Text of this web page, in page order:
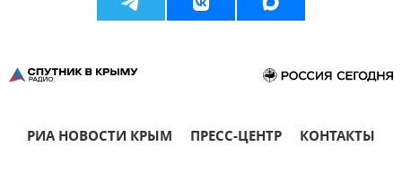
РИА НОВОСТИ КРЫМ ПРЕСС-ЦЕНТР КОНТАКТЫ